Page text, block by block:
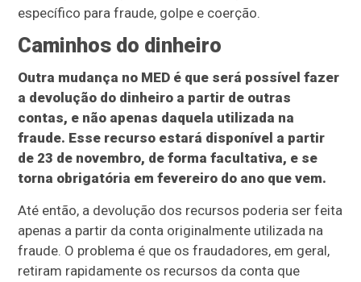
específico para fraude, golpe e coerção.
Caminhos do dinheiro
Outra mudança no MED é que será possível fazer
a devolução do dinheiro a partir de outras
contas, e não apenas daquela utilizada na
fraude. Esse recurso estará disponível a partir
de 23 de novembro, de forma facultativa, e se
torna obrigatória em fevereiro do ano que vem.
Até então, a devolução dos recursos poderia ser feita
apenas a partir da conta originalmente utilizada na
fraude. O problema é que os fraudadores, em geral,
retiram rapidamente os recursos da conta que